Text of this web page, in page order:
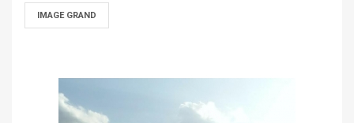
IMAGE GRAND